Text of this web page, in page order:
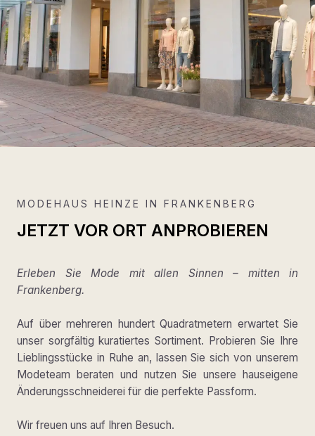
MODEHAUS HEINZE IN FRANKENBERG
JETZT VOR ORT ANPROBIEREN
Erleben Sie Mode mit allen Sinnen – mitten in
Frankenberg.
Auf über mehreren hundert Quadratmetern erwartet Sie
unser sorgfältig kuratiertes Sortiment. Probieren Sie Ihre
Lieblingsstücke in Ruhe an, lassen Sie sich von unserem
Modeteam beraten und nutzen Sie unsere hauseigene
Änderungsschneiderei für die perfekte Passform.
Wir freuen uns auf Ihren Besuch.